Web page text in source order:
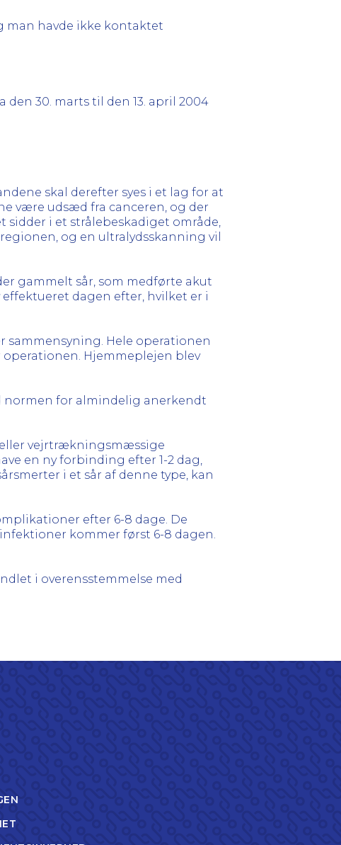
man havde ikke kontaktet
den 30. marts til den 13. april 2004
skal derefter syes i et lag for at
være udsæd fra canceren, og der
sidder i et strålebeskadiget område,
og en ultralydsskanning vil
gammelt sår, som medførte akut
dagen efter, hvilket er i
sammensyning. Hele operationen
Hjemmeplejen blev
normen for almindelig anerkendt
eller vejrtrækningsmæssige
en ny forbinding efter 1-2 dag,
i et sår af denne type, kan
efter 6-8 dage. De
kommer først 6-8 dagen.
i overensstemmelse med